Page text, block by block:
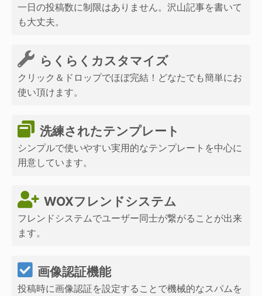
一日の投稿数に制限はありません。沢山記事を書いて
も大丈夫。
らくらくカスタマイズ
クリック＆ドロップでほぼ完結！どなたでも簡単にお
使い頂けます。
洗練されたテンプレート
シンプルで使いやすい実用的なテンプレートを中心に
用意しています。
WOXフレンドシステム
フレンドシステムでユーザー同士が繋がることが出来
ます。
画像認証機能
投稿時に画像認証を設定することで機械的なスパムを